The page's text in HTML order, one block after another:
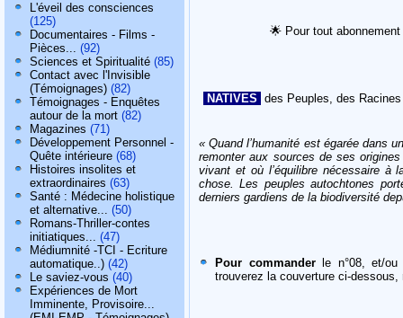
L'éveil des consciences
(125)
Documentaires - Films -
Pièces... (92)
Sciences et Spiritualité (85)
Contact avec l'Invisible
(Témoignages) (82)
Témoignages - Enquêtes
autour de la mort (82)
Magazines (71)
Développement Personnel -
Quête intérieure (68)
Histoires insolites et
extraordinaires (63)
Santé : Médecine holistique
et alternative... (50)
Romans-Thriller-contes
initiatiques... (47)
Médiumnité -TCI - Ecriture
automatique..) (42)
Le saviez-vous (40)
Expériences de Mort
Imminente, Provisoire...
🌟 Pour tout
NATIVES des Peuples, des Racines
« Quand l’humanité est égarée dans
remonter aux sources de ses
vivant et où l’équilibre nécessaire à
chose. Les peuples autochtones
derniers gardiens de la biodiversité
Pour commanderle n°08, et/ou
trouverez la couverture ci-